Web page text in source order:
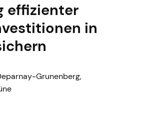
effizienter
in
Grunenberg,